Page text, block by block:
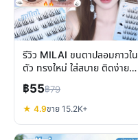
รีวิว MILAI ขนตาปลอมกาวใน
ตัว ทรงใหม่ ใส่สบาย ติดง่าย
ถอดไม่ดึง
฿55฿79
★ 4.9ขาย 15.2K+